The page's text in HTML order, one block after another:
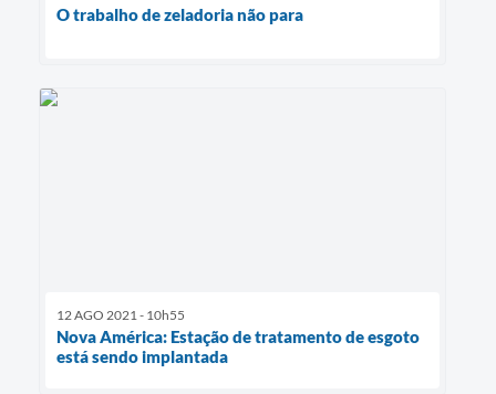
O trabalho de zeladoria não para
12 AGO 2021 - 10h55
Nova América: Estação de tratamento de esgoto
está sendo implantada